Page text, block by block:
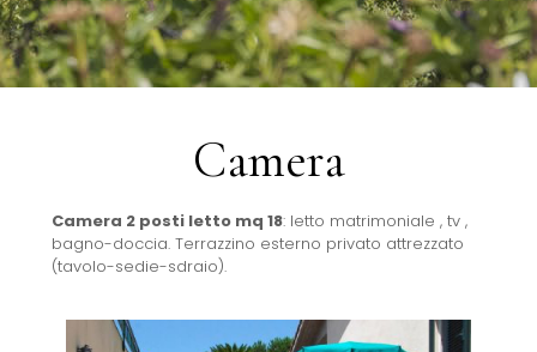
Camera
Camera 2 posti letto mq 18: letto matrimoniale , tv ,
bagno-doccia. Terrazzino esterno privato attrezzato
(tavolo-sedie-sdraio).